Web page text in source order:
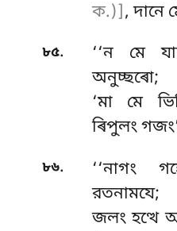
ক.)] , দানে
৮৫.
‘‘ন মে
অনুচ্ছৰো;
‘মা মে
ৰিপুলং
৮৬.
‘‘নাগং
রতনামযে;
জলং হত্থে